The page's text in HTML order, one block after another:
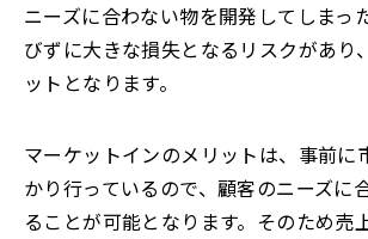
ニーズに合わない物を開発してしまっ
びずに大きな損失となるリスクがあり
ットとなります。
マーケットインのメリットは、事前に
かり行っているので、顧客のニーズに
ることが可能となります。そのため売